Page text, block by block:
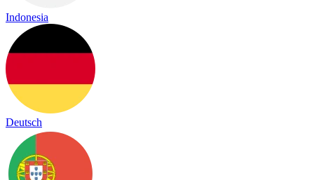
Indonesia
Deutsch